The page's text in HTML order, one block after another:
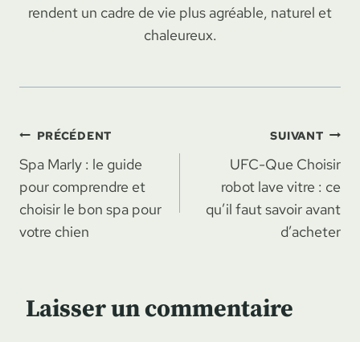
rendent un cadre de vie plus agréable, naturel et
chaleureux.
Navigation
de
l’article
PRÉCÉDENT
Spa Marly : le guide
pour comprendre et
choisir le bon spa pour
votre chien
SUIVANT
UFC-Que Choisir
robot lave vitre : ce
qu’il faut savoir avant
d’acheter
Laisser un commentaire